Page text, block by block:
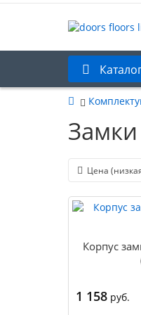
Цена
Корпуc
1 158 руб.